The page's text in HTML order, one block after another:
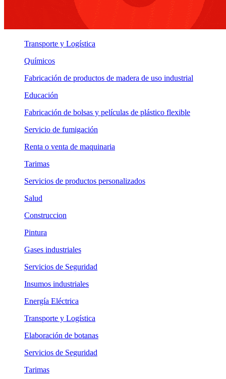
Transporte y Logística
Químicos
Fabricación de productos de madera de uso industrial
Educación
Fabricación de bolsas y películas de plástico flexible
Servicio de fumigación
Renta o venta de maquinaria
Tarimas
Servicios de productos personalizados
Salud
Construccion
Pintura
Gases industriales
Servicios de Seguridad
Insumos industriales
Energía Eléctrica
Transporte y Logística
Elaboración de botanas
Servicios de Seguridad
Tarimas